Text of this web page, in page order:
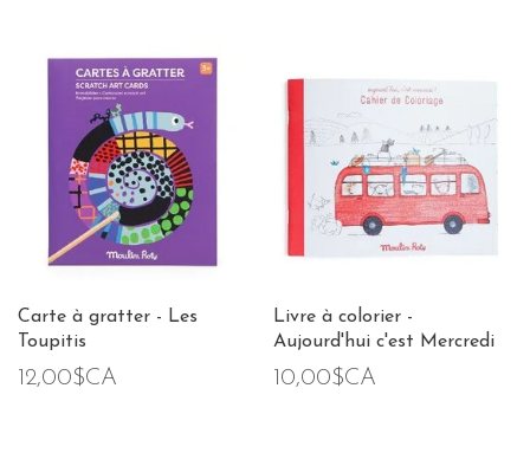
Carte à gratter - Les
Toupitis
12,00$CA
Livre à colorier -
Aujourd'hui c'est Mercredi
10,00$CA